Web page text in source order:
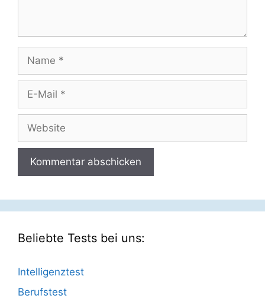
Name
Website
Beliebte Tests bei uns:
Intelligenztest
Berufstest